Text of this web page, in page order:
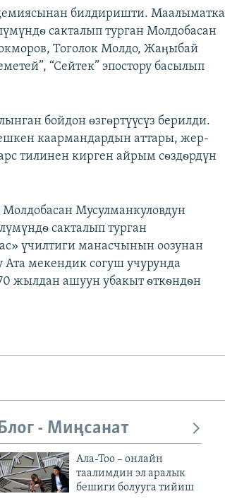
билдиришти. Маалыматка
сакталып турган Молдобасан
Тоголок Молдо, Жаӊыбай
“Сейтек” эпостору басылып
бойдон ѳзгѳртүүсүз берилди.
каармандардын аттары, жер-
тилинен кирген айрым сѳздѳрдүн
Мусулманкуловдун
сакталып турган
үчилтиги манасчынын оозунан
мекендик согуш учурунда
жылдан ашуун убакыт ѳткѳндѳн
- Миңсанат
Ала-Тоо – онлайн
таалимдин эл аралык
бешиги болууга тийиш